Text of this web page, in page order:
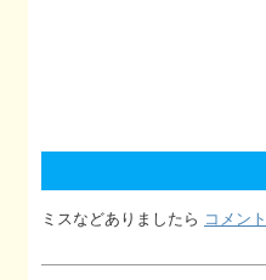
ミスなどありましたら コメント